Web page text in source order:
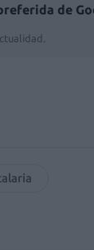
de